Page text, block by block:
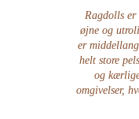
Ragdolls er
øjne og
er
helt store
og
omgivelser,